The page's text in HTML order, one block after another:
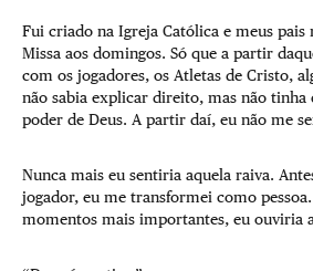
Fui criado na Igreja Católica e meus pais
Missa aos domingos. Só que a partir
com os jogadores, os Atletas de Cristo,
não sabia explicar direito, mas não tinha
poder de Deus. A partir daí, eu não me
Nunca mais eu sentiria aquela raiva.
jogador, eu me transformei como
momentos mais importantes, eu ouviria